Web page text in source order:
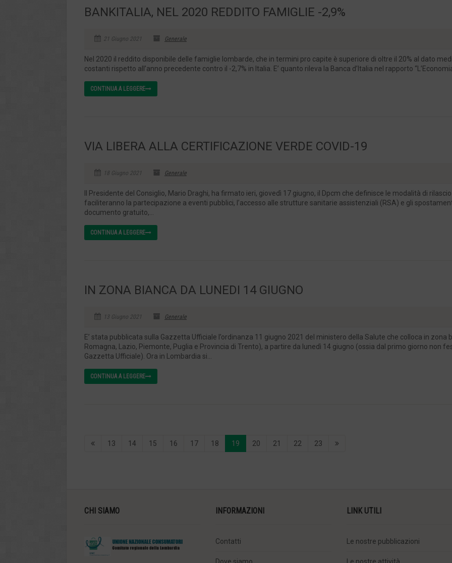
BANKITALIA, NEL 2020 REDDITO FAMIGLIE -2,9%
21 Giugno 2021 Generale
Nel 2020 il reddito disponibile delle famiglie lombarde, che in termini pro capite è superiore di oltre il 20% al dato
costanti rispetto all’anno precedente contro il -2,7% in Italia. E’ quanto rileva la Banca d’Italia nel rapporto
CONTINUA A LEGGERE
VIA LIBERA ALLA CERTIFICAZIONE VERDE COVID-19
18 Giugno 2021 Generale
Il Presidente del Consiglio, Mario Draghi, ha firmato ieri, giovedì 17 giugno, il Dpcm che definisce le modalità di
faciliteranno la partecipazione a eventi pubblici, l’accesso alle strutture sanitarie assistenziali (RSA) e gli
documento gratuito,...
CONTINUA A LEGGERE
IN ZONA BIANCA DA LUNEDI 14 GIUGNO
13 Giugno 2021 Generale
E’ stata pubblicata sulla Gazzetta Ufficiale l’ordinanza 11 giugno 2021 del ministero della Salute che colloca in zona
Romagna, Lazio, Piemonte, Puglia e Provincia di Trento), a partire da lunedì 14 giugno (ossia dal primo giorno non
Gazzetta Ufficiale). Ora in Lombardia si...
CONTINUA A LEGGERE
13 14 15 16 17 18 19 20 21 22 23
CHI SIAMO INFORMAZIONI
Contatti
LINK UTILI
Le nostre pubblicazioni